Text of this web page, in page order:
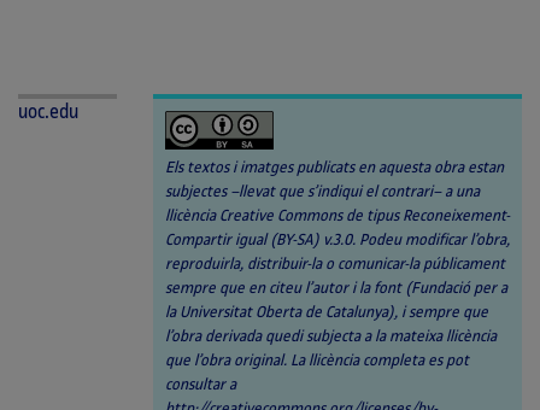
uoc.edu
Els textos i imatges publicats en aquesta obra estan
subjectes –llevat que s’indiqui el contrari– a una
llicència Creative Commons de tipus Reconeixement-
Compartir igual (BY-SA) v.3.0. Podeu modificar l’obra,
reproduirla, distribuir-la o comunicar-la públicament
sempre que en citeu l’autor i la font (Fundació per a
la Universitat Oberta de Catalunya), i sempre que
l’obra derivada quedi subjecta a la mateixa llicència
que l’obra original. La llicència completa es pot
consultar a